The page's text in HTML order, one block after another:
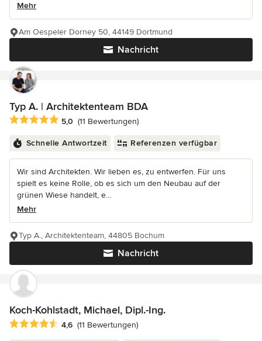
Mehr
Nachricht
Am Oespeler Dorney 50, 44149 Dortmund
Typ A. | Architektenteam BDA
Durchschnittliche Bewertung: 5 von 5 Sternen
5,0 (11 Bewertungen)
Schnelle Antwortzeit Referenzen verfügbar
Wir sind Architekten. Wir lieben es, zu entwerfen. Für uns
spielt es keine Rolle, ob es sich um den Neubau auf der
grünen Wiese handelt, e...
Mehr
Nachricht
Typ A., Architektenteam, 44805 Bochum
Koch-Kohlstadt, Michael, Dipl.-Ing.
Durchschnittliche Bewertung: 4.6 von 5 Sternen
4,6 (11 Bewertungen)